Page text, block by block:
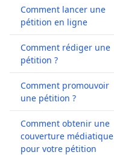
Comment lancer une
pétition en ligne
Comment rédiger une
pétition ?
Comment promouvoir
une pétition ?
Comment obtenir une
couverture médiatique
pour votre pétition